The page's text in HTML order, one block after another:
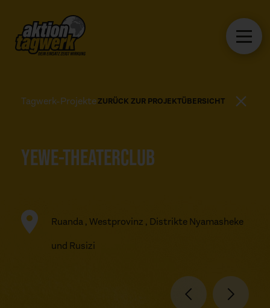
Tagwerk-ProjekteZURÜCK ZUR PROJEKTÜBERSICHT
YEWE-THEATERCLUB
Ruanda , Westprovinz , Distrikte Nyamasheke
und Rusizi